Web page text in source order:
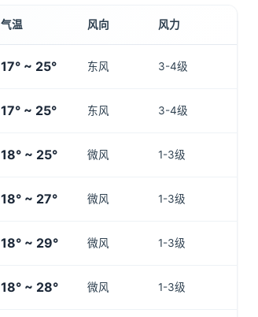
气温 风向 风力
17° ~ 25° 东风 3-4级
17° ~ 25° 东风 3-4级
18° ~ 25° 微风 1-3级
18° ~ 27° 微风 1-3级
18° ~ 29° 微风 1-3级
18° ~ 28° 微风 1-3级